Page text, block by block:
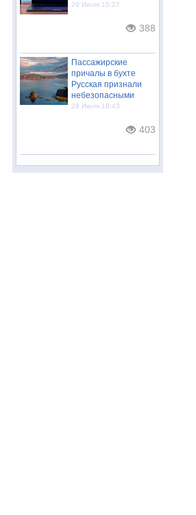
29 Июля 15:27
388
Пассажирские
причалы в бухте
Русская признали
небезопасными
28 Июля 18:43
403